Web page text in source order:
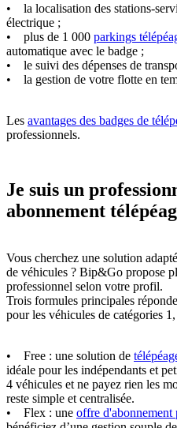
• la localisation des stations-
électrique ;
• plus de 1 000 parkings
automatique avec le badge ;
• le suivi des dépenses de
• la gestion de votre flotte en
Les avantages des badges de
professionnels.
Je suis un
abonnement
Vous cherchez une solution
de véhicules ? Bip&Go propose
professionnel selon votre profil.
Trois formules principales
pour les véhicules de catégories
• Free : une solution de
idéale pour les indépendants et
4 véhicules et ne payez rien les
reste simple et centralisée.
• Flex : une offre d'abonnement